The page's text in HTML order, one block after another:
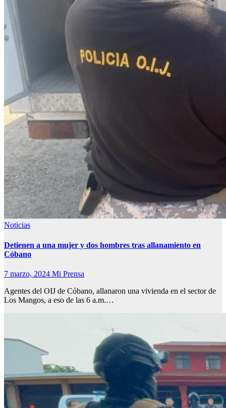
Noticias
Detienen a una mujer y dos hombres tras allanamiento en
Cóbano
7 marzo, 2024 Mi Prensa
Agentes del OIJ de Cóbano, allanaron una vivienda en el sector de
Los Mangos, a eso de las 6 a.m.…